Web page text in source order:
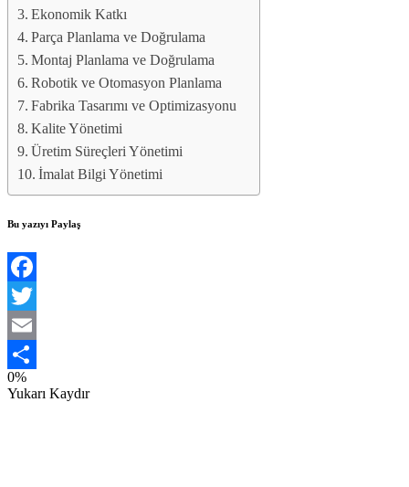
Ekonomik Katkı
Parça Planlama ve Doğrulama
Montaj Planlama ve Doğrulama
Robotik ve Otomasyon Planlama
Fabrika Tasarımı ve Optimizasyonu
Kalite Yönetimi
Üretim Süreçleri Yönetimi
İmalat Bilgi Yönetimi
Bu yazıyı Paylaş
Facebook
Twitter
Email
Share
0%
Yukarı Kaydır